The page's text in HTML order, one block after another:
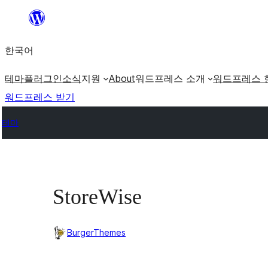
츠
로
로
가
한국어
테마플러그인소식지원 About워드프레스 소개 워드프레스
워드프레스 받기
테마
StoreWise
BurgerThemes